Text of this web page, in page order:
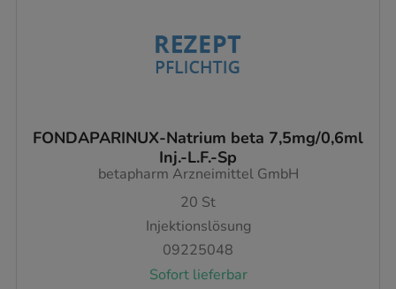
FONDAPARINUX-Natrium beta 7,5mg/0,6ml
Inj.-L.F.-Sp
betapharm Arzneimittel GmbH
20 St
Injektionslösung
09225048
Sofort lieferbar